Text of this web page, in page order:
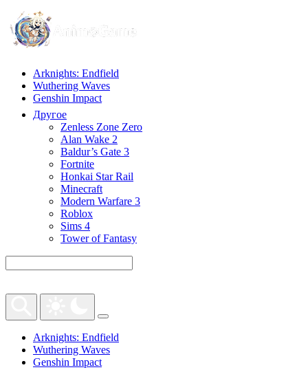
Arknights: Endfield
Wuthering Waves
Genshin Impact
Другое
Zenless Zone Zero
Alan Wake 2
Baldur’s Gate 3
Fortnite
Honkai Star Rail
Minecraft
Modern Warfare 3
Roblox
Sims 4
Tower of Fantasy
Arknights: Endfield
Wuthering Waves
Genshin Impact